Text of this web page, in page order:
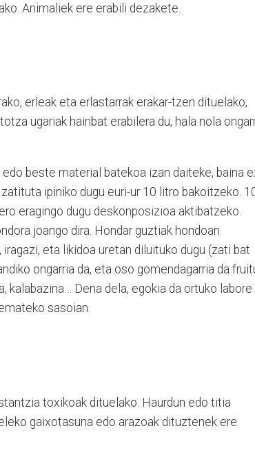
Animaliek ere erabili dezakete.
erleak eta erlastarrak erakar-tzen dituelako,
ugariak hainbat erabilera du, hala nola
beste material batekoa izan daiteke, baina
ipiniko dugu euri-ur 10 litro bakoitzeko.
eragingo dugu deskonposizioa aktibatzeko.
joango dira. Hondar guztiak hondoan
eta likidoa uretan diluituko dugu (zati bat
ongarria da, eta oso gomendagarria da
kalabazina… Dena dela, egokia da ortuko labore
sasoian.
toxikoak dituelako. Haurdun edo titia
gaixotasuna edo arazoak dituztenek ere.